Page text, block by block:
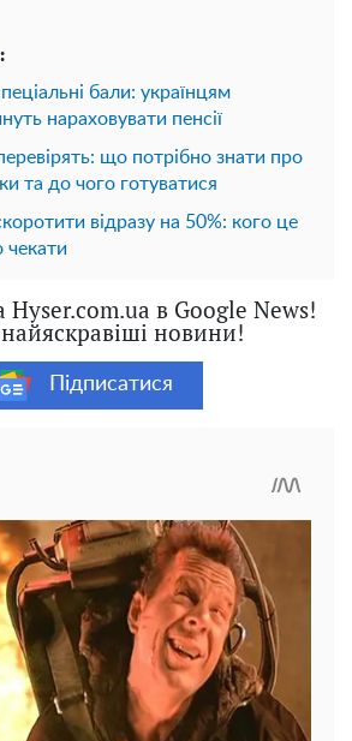
бали: українцям
нараховувати пенсії
що потрібно знати про
та до чого готуватися
відразу на 50%: кого це
чекати
в Google News!
новини!
Підписатися